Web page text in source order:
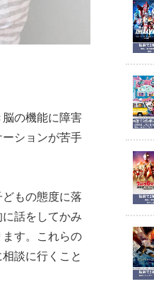
の機能に障害
ションが苦手
もの態度に落
話をしてかみ
す。これらの
談に行くこと